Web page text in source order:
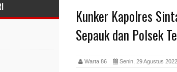
Kunker Kapolres
Sepauk dan Polsek
Warta 86 Senin, 29 Agustus 2022